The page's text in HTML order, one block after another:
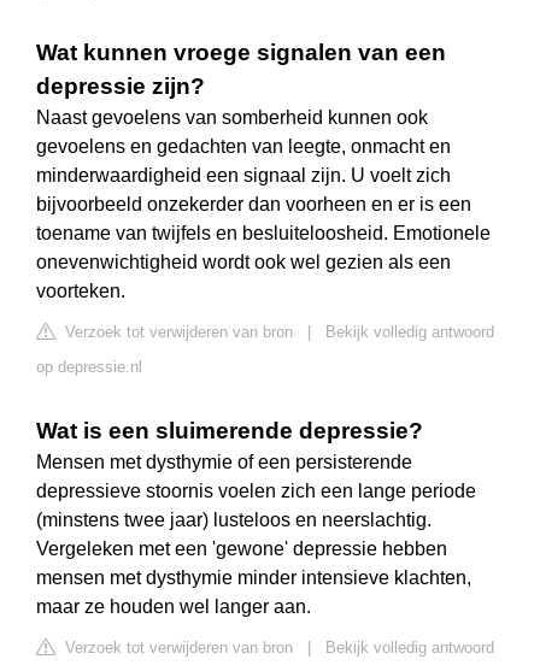
Wat kunnen vroege signalen van een
depressie zijn?
Naast gevoelens van somberheid kunnen ook
gevoelens en gedachten van leegte, onmacht en
minderwaardigheid een signaal zijn. U voelt zich
bijvoorbeeld onzekerder dan voorheen en er is een
toename van twijfels en besluiteloosheid. Emotionele
onevenwichtigheid wordt ook wel gezien als een
voorteken.
Verzoek tot verwijderen van bron
Bekijk volledig antwoord
op depressie.nl
Wat is een sluimerende depressie?
Mensen met dysthymie of een persisterende
depressieve stoornis voelen zich een lange periode
(minstens twee jaar) lusteloos en neerslachtig.
Vergeleken met een 'gewone' depressie hebben
mensen met dysthymie minder intensieve klachten,
maar ze houden wel langer aan.
Verzoek tot verwijderen van bron Bekijk volledig antwoord